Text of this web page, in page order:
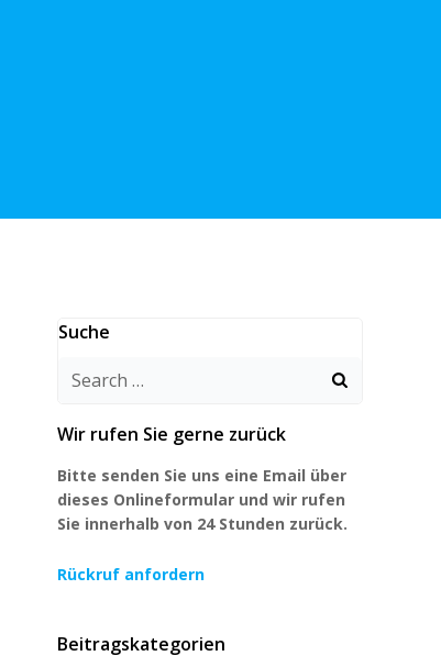
Suche
Search
Wir rufen Sie gerne zurück
Bitte senden Sie uns eine Email über
dieses Onlineformular und wir rufen
Sie innerhalb von 24 Stunden zurück.
Rückruf anfordern
Beitragskategorien